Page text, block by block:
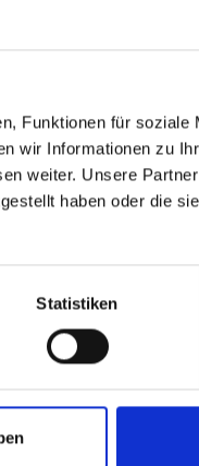
Funktionen für soziale
wir Informationen zu
weiter. Unsere
haben oder die
Statistiken
PRO Jacke